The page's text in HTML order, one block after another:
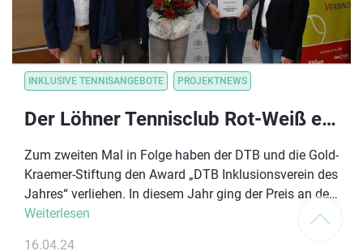
INKLUSIVE TENNISANGEBOTE PROJEKTNEWS
Der Löhner Tennisclub Rot-Weiß e.V. ist „Inklusionsverein des Jahres 2023“
Zum zweiten Mal in Folge haben der DTB und die Gold-
Kraemer-Stiftung den Award „DTB Inklusionsverein des
Jahres“ verliehen. In diesem Jahr ging der Preis an den
Löhner Tennisclub Rot-Weiß aus Westfalen. Die
Weiterlesen
16.04.24